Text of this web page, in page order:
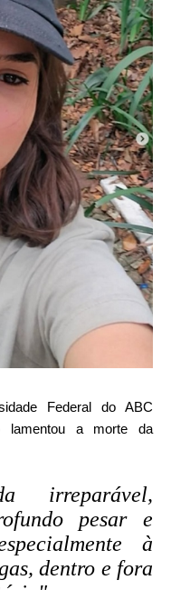
Federal do ABC
lamentou a morte da
irreparável,
pesar e
à
dentro e fora